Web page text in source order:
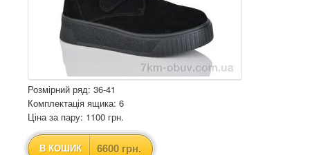
Розмірний ряд: 36-41
Комплектація ящика: 6
Ціна за пару: 1100 грн.
В КОШИК 6600 грн.